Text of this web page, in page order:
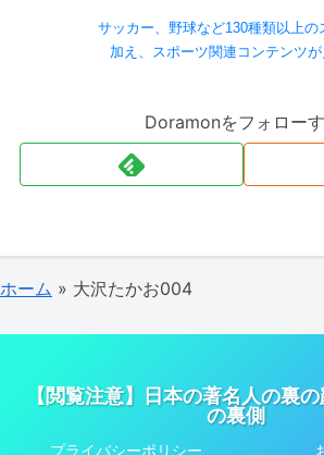
サッカー、野球など130種類以上の
加え、スポーツ関連コンテンツが
Doramonをフォロー
ホーム » 大沢たかお004
【閲覧注意】日本の著名人の裏
の裏側
プライバシーポリシー